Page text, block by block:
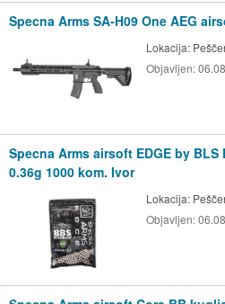
Specna Arms SA-H09 One AEG
Lokacija:
Objavljen:
Specna Arms airsoft EDGE by
0.36g 1000 kom. Ivor
Lokacija:
Objavljen: